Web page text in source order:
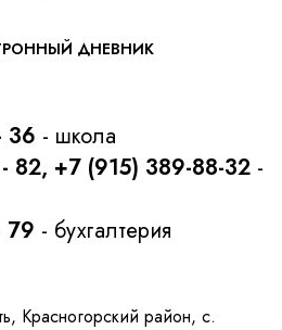
ДНЕВНИК
36 - школа
82, +7 (915) 389-88-32 -
79 - бухгалтерия
Красногорский район, с.